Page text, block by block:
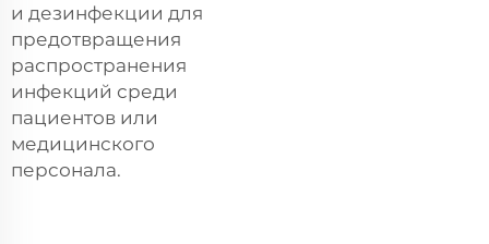
и дезинфекции для
предотвращения
распространения
инфекций среди
пациентов или
медицинского
персонала.